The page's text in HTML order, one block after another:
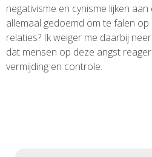
negativisme en cynisme lijken
allemaal gedoemd om te falen op
relaties? Ik weiger me daarbij
dat mensen op deze angst
vermijding en controle.